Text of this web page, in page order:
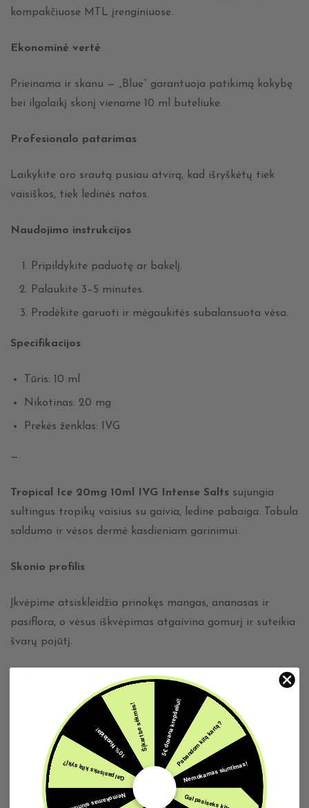
kompakčiuose MTL įrenginiuose.
Ekonominė vertė
Prieinama ir skanu — „Blue“ garantuoja patikimą kokybę
bei ilgalaikį skonį viename 10 ml buteliuke.
Profesionalo patarimas
Laikykite oro srautą pusiau atvirą, kad išryškėtų tiek
vaisiškos, tiek ledinės natos.
Naudojimo instrukcijos
Pripildykite paduotę ar bakelį.
Palaukite 3–5 minutes.
Pradėkite garuoti ir mėgaukitės subalansuota vėsa.
Specifikacijos
Tūris: 10 ml
Nikotinas: 20 mg
Prekės ženklas: IVG
—
Tropical Ice 20mg 10ml IVG Intense Salts sujungia
sultingus tropikų vaisius su gaivia, ledine pabaiga. Tobula
saldumo ir vėsos dermė kasdieniam garinimui.
Skonio profilis
Įkvėpime atsiskleidžia prinokęs mangas, ananasas ir
pasiflora, o vėsus iškvėpimas atgaivina gomurį ir suteikia
švarų pojūtį.
Sukurta MTL sistemoms — nikotino druskų formulė
užtikrina švelnius traukimus ir greitą pasitenkinimą be
aštrumo.
Ekonominė vertė
5€ dovana krepšeliui!Pabandom kitą kartą?
Nemokamas siuntimas!
Gal pasiseks kitą sykį?
10% Nuolaida!Šįkart be sėkmės!